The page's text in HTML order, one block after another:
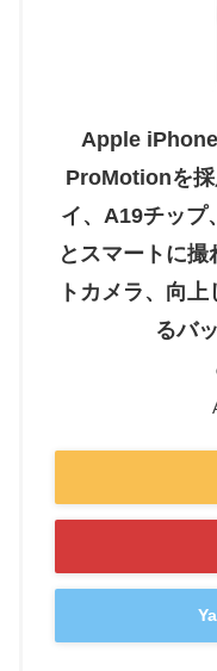
Apple
ProMotionを採
イ、A19チップ
とスマートに
トカメラ、向
るバ